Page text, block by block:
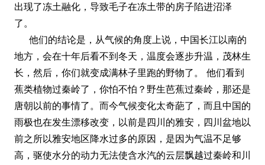
出现了冻土融化，导致毛子在冻土带的房子陷进沼泽
了。
他们的结论是，从气候的角度上说，中国长江以南的
地方，会在十年后看不到冬天，温度会逐步升温，茂林生
长，然后，你们就变成满林子里跑的野物了。 他们看到
蕉类植物过秦岭了，你怕不怕？野生芭蕉过秦岭，那还是
唐朝以前的事情了。而今气候变化太奇葩了，而且中国的
雨极也在发生漂移改变，以前是四川的雅安，四川盆地以
前之所以雅安地区降水过多的原因，是因为气温不足够
高，驱使水分的动力无法使含水汽的云层飘越过秦岭和川